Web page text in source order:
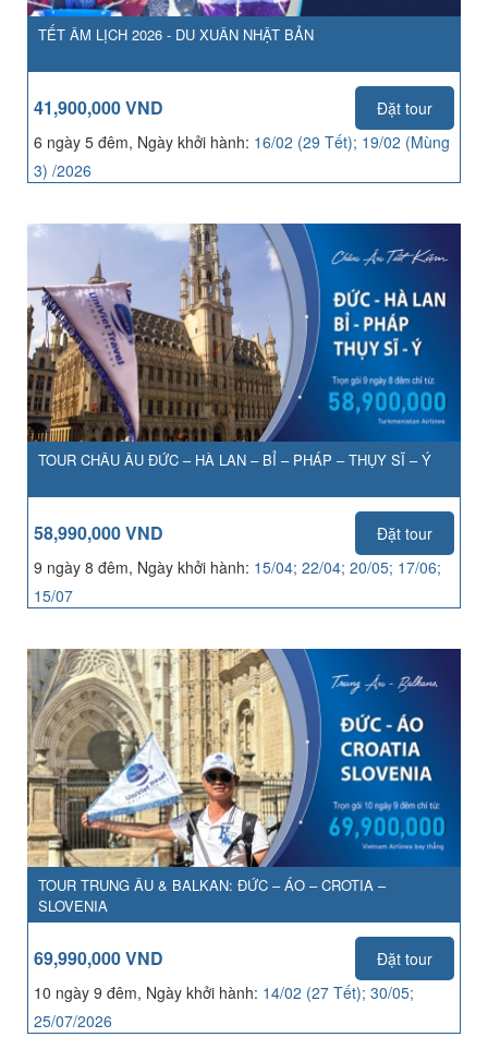
TẾT ÂM LỊCH 2026 - DU XUÂN NHẬT BẢN
41,900,000 VND
Đặt tour
6 ngày 5 đêm, Ngày khởi hành: 16/02 (29 Tết); 19/02 (Mùng
3) /2026
TOUR CHÂU ÂU ĐỨC – HÀ LAN – BỈ – PHÁP – THỤY SĨ – Ý
58,990,000 VND
Đặt tour
9 ngày 8 đêm, Ngày khởi hành: 15/04; 22/04; 20/05; 17/06;
15/07
TOUR TRUNG ÂU & BALKAN: ĐỨC – ÁO – CROTIA –
SLOVENIA
69,990,000 VND
Đặt tour
10 ngày 9 đêm, Ngày khởi hành: 14/02 (27 Tết); 30/05;
25/07/2026